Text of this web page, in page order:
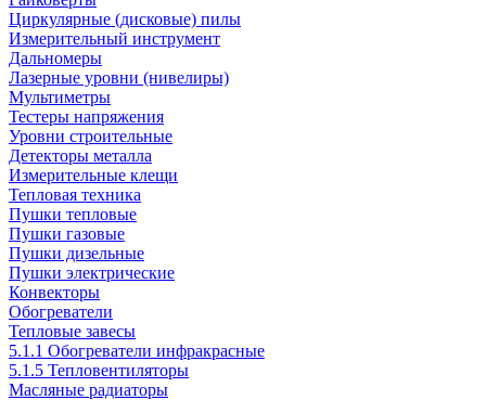
Циркулярные (дисковые) пилы
Измерительный инструмент
Дальномеры
Лазерные уровни (нивелиры)
Мультиметры
Тестеры напряжения
Уровни строительные
Детекторы металла
Измерительные клещи
Тепловая техника
Пушки тепловые
Пушки газовые
Пушки дизельные
Пушки электрические
Конвекторы
Обогреватели
Тепловые завесы
5.1.1 Обогреватели инфракрасные
5.1.5 Тепловентиляторы
Масляные радиаторы